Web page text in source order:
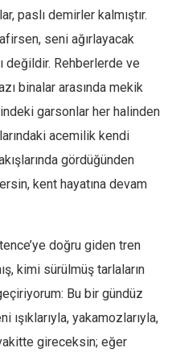
paslı demirler kalmıştır.
seni ağırlayacak
değildir. Rehberlerde ve
binalar arasında mekik
garsonlar her halinden
acemilik kendi
gördüğünden
kent hayatına devam
doğru giden tren
kimi sürülmüş tarlaların
Bu bir gündüz
ışıklarıyla, yakamozlarıyla,
gireceksin; eğer